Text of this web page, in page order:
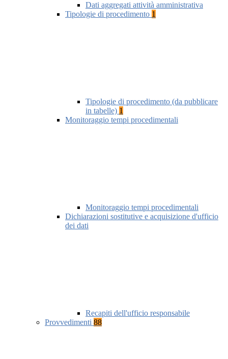
Dati aggregati attività amministrativa
Tipologie di procedimento 1
Tipologie di procedimento (da pubblicare
in tabelle) 1
Monitoraggio tempi procedimentali
Monitoraggio tempi procedimentali
Dichiarazioni sostitutive e acquisizione d'ufficio
dei dati
Recapiti dell'ufficio responsabile
Provvedimenti 88